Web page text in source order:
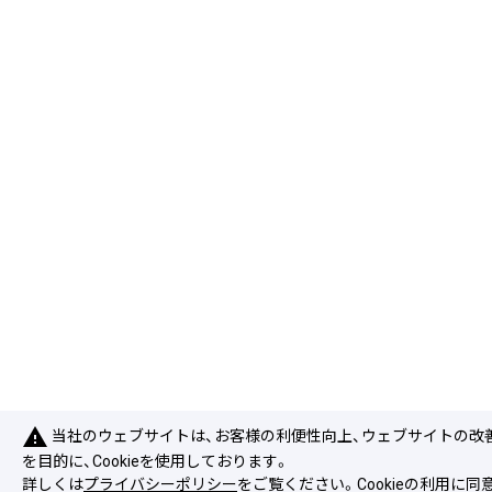
warning 当社のウェブサイトは、お客様の利便性向上、ウェブサイトの改
を目的に、Cookieを使用しております。
詳しくはプライバシーポリシーをご覧ください。Cookieの利用に同